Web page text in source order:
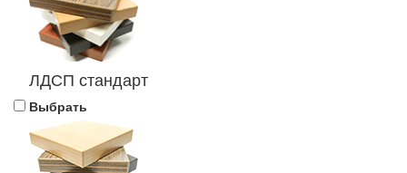
ЛДСП стандарт
Выбрать